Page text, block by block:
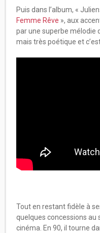
Puis dans l’album, «
Femme Rêve », aux
par une superbe mélodie
mais très poétique et
Tout en restant fidèle à
quelques concessions au
cinéma. En 90, il tourne